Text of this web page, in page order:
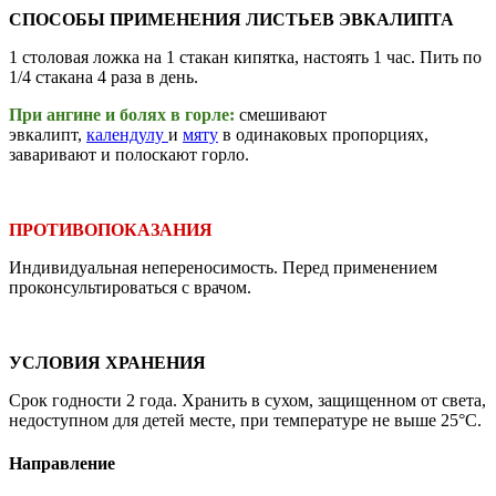
СПОСОБЫ ПРИМЕНЕНИЯ ЛИСТЬЕВ ЭВКАЛИПТА
1 столовая ложка на 1 стакан кипятка, настоять 1 час. Пить по
1/4 стакана 4 раза в день.
При ангине и болях в горле: смешивают
эвкалипт, календулу и мяту в одинаковых пропорциях,
заваривают и полоскают горло.
ПРОТИВОПОКАЗАНИЯ
Индивидуальная непереносимость. Перед применением
проконсультироваться с врачом.
УСЛОВИЯ ХРАНЕНИЯ
Срок годности 2 года. Хранить в сухом, защищенном от света,
недоступном для детей месте, при температуре не выше 25°С.
Направление